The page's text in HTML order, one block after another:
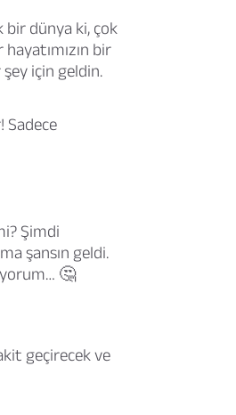
bir dünya ki, çok
bir
için geldin.
Sadece
Şimdi
şansın geldi.
🤔
geçirecek ve